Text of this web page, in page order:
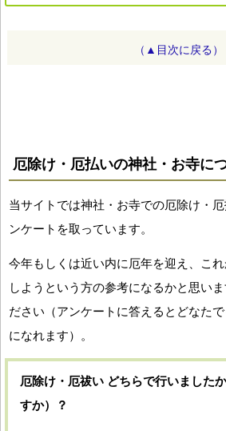
（▲目次に戻る）
厄除け・厄払いの神社・お寺に
当サイトでは神社・お寺での厄除け・
ンケートを取っています。
今年もしくは近い内に厄年を迎え、こ
しようという方の参考になるかと思い
ださい（アンケートに答えるとどなた
になれます）。
厄除け・厄祓い どちらで行いました
すか）？